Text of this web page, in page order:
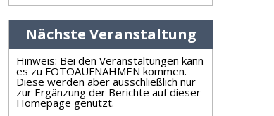
Nächste Veranstaltung
Hinweis: Bei den Veranstaltungen kann
es zu FOTOAUFNAHMEN kommen.
Diese werden aber ausschließlich nur
zur Ergänzung der Berichte auf dieser
Homepage genutzt.